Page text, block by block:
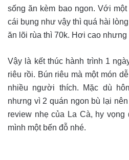
sống ăn kèm bao ngon. Với
cái bụng như vậy thì quá hài
ăn lõi rùa thì 70k. Hơi cao nhưng
Vậy là kết thúc hành trình 1
riêu rồi. Bún riêu mà một món
nhiều người thích. Mặc dù
nhưng vì 2 quán ngon bù lại
review nhẹ của La Cà, hy
mình một bến đỗ nhé.